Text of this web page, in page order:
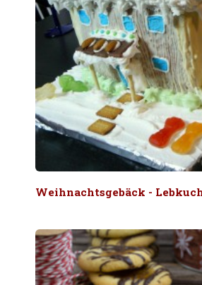
Weihnachtsgebäck -